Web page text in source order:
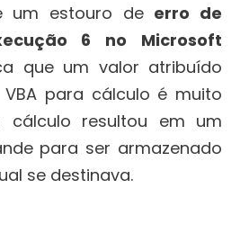
um estouro de erro de
6 no Microsoft
que um valor atribuído
para cálculo é muito
cálculo resultou em um
para ser armazenado
se destinava.